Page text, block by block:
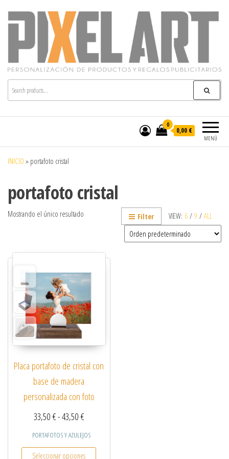
Pixelart
Especialistas en textil publicitario y regalos
personalizados en móstoles
MENÚ
0
0,00 €
INICIO » portafoto cristal
portafoto cristal
VIEW: 6 / 9 / ALL
Filter
Mostrando el único resultado
Placa portafoto de cristal con
base de madera
personalizada con foto
33,50€-43,50€Rango de precios: desde 33,50 € hasta 43,50 €
PORTAFOTOS Y AZULEJOS
Seleccionar opciones
Este producto tiene múltiples variantes. Las